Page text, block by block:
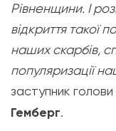
Рівненщини. І
відкриття такої
наших скарбів,
популяризації
заступник
Гемберг.